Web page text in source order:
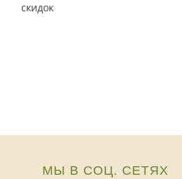
скидок
МЫ В СОЦ. СЕТЯХ